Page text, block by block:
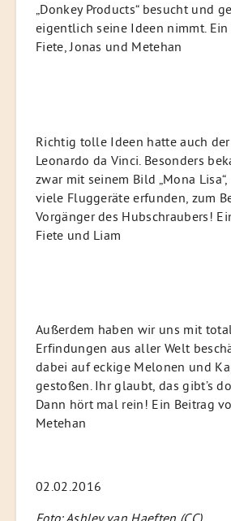
„Donkey Products“ besucht und
eigentlich seine Ideen nimmt.
Fiete, Jonas und Metehan
Richtig tolle Ideen hatte auch
Leonardo da Vinci. Besonders
zwar mit seinem Bild „Mona
viele Fluggeräte erfunden, zum
Vorgänger des Hubschraubers!
Fiete und Liam
Außerdem haben wir uns mit
Erfindungen aus aller Welt
dabei auf eckige Melonen und
gestoßen. Ihr glaubt, das gibt’s
Dann hört mal rein! Ein Beitrag
Metehan
02.02.2016
Foto: Ashley van Haeften (CC)